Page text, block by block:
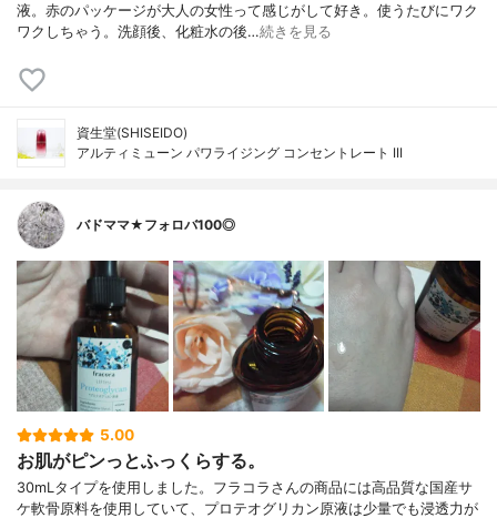
液。赤のパッケージが大人の女性って感じがして好き。使うたびにワク
ワクしちゃう。洗顔後、化粧水の後…続きを見る
資生堂(SHISEIDO)
アルティミューン パワライジング コンセントレート III
バドママ★フォロバ100◎
5.00
お肌がピンっとふっくらする。
30mLタイプを使用しました。フラコラさんの商品には高品質な国産サ
ケ軟骨原料を使用していて、プロテオグリカン原液は少量でも浸透力が